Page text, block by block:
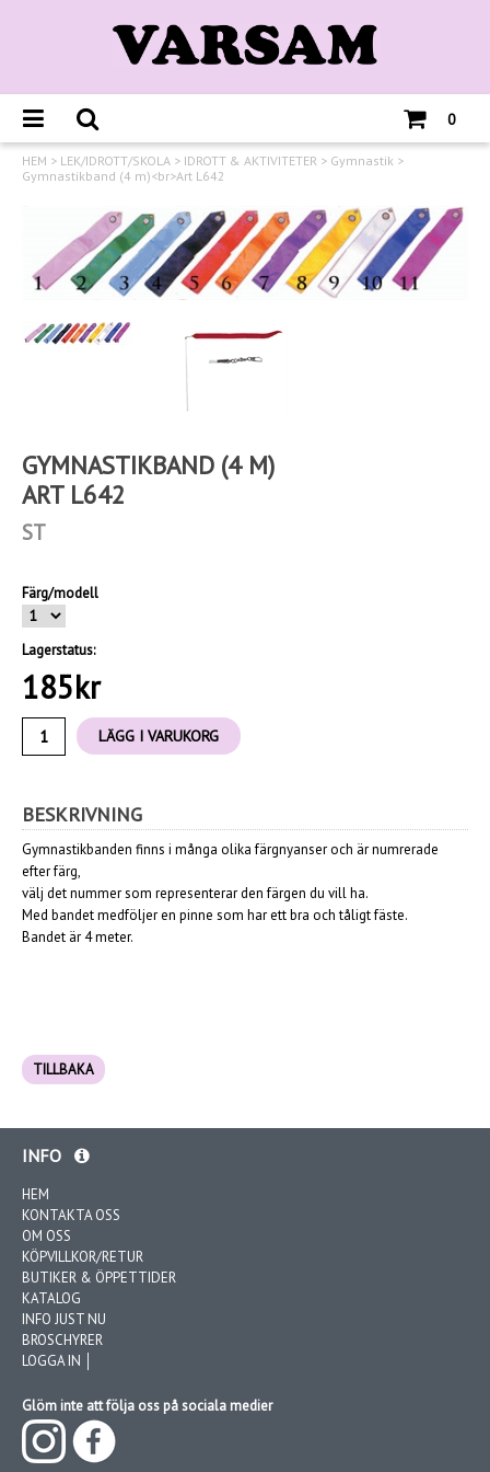
0
HEM > LEK/IDROTT/SKOLA > IDROTT & AKTIVITETER > Gymnastik >
Gymnastikband (4 m)<br>Art L642
GYMNASTIKBAND (4 M)
ART L642
ST
Färg/modell
Lagerstatus:
185kr
LÄGG I VARUKORG
BESKRIVNING
Gymnastikbanden finns i många olika färgnyanser och är numrerade
efter färg,
välj det nummer som representerar den färgen du vill ha.
Med bandet medföljer en pinne som har ett bra och tåligt fäste.
Bandet är 4 meter.
TILLBAKA
INFO
HEM
KONTAKTA OSS
OM OSS
KÖPVILLKOR/RETUR
BUTIKER & ÖPPETTIDER
KATALOG
INFO JUST NU
BROSCHYRER
LOGGA IN │
Glöm inte att följa oss på sociala medier